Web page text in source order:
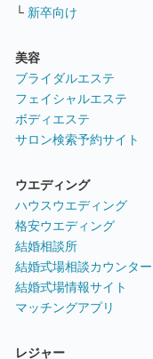
└ 新卒向け
美容
ブライダルエステ
フェイシャルエステ
ボディエステ
サロン検索予約サイト
ウエディング
ハウスウエディング
格安ウエディング
結婚相談所
結婚式場相談カウンター
結婚式場情報サイト
マッチングアプリ
レジャー